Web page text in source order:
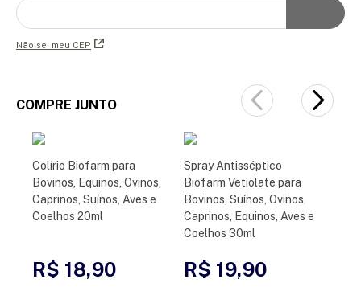
Não sei meu CEP
COMPRE JUNTO
Colírio Biofarm para
Bovinos, Equinos, Ovinos,
Caprinos, Suínos, Aves e
Coelhos 20ml
R$ 18,90
Spray Antisséptico
Biofarm Vetiolate para
Bovinos, Suínos, Ovinos,
Caprinos, Equinos, Aves e
Coelhos 30ml
R$ 19,90